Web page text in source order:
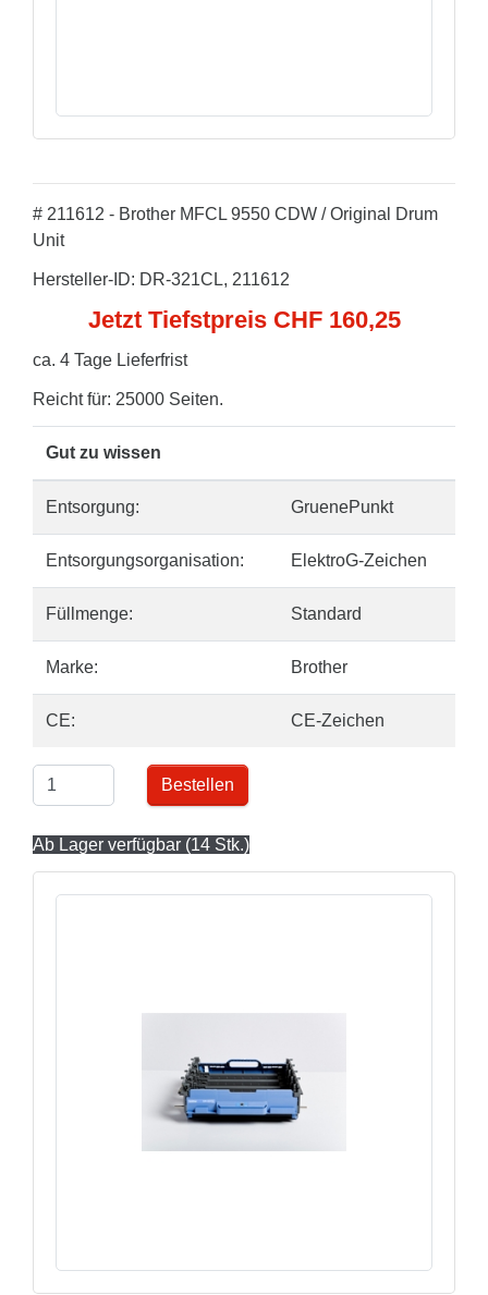
# 211612 - Brother MFCL 9550 CDW / Original Drum
Unit
Hersteller-ID: DR-321CL, 211612
Jetzt Tiefstpreis CHF 160,25
ca. 4 Tage Lieferfrist
Reicht für: 25000 Seiten.
Gut zu wissen
Entsorgung: GruenePunkt
Entsorgungsorganisation: ElektroG-Zeichen
Füllmenge: Standard
Marke: Brother
CE: CE-Zeichen
Bestellen
Ab Lager verfügbar (14 Stk.)